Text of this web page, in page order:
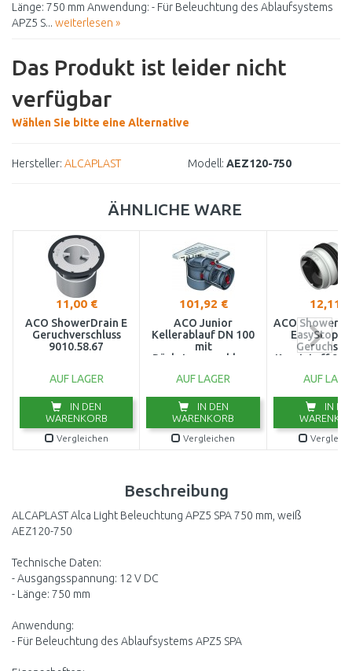
Länge: 750 mm Anwendung: - Für Beleuchtung des Ablaufsystems
APZ5 S... weiterlesen »
Das Produkt ist leider nicht
verfügbar
Wählen Sie bitte eine Alternative
Hersteller: ALCAPLAST Modell: AEZ120-750
ÄHNLICHE WARE
11,00 €
ACO ShowerDrain E
Geruchverschluss
9010.58.67
AUF LAGER
IN DEN
WARENKORB
Vergleichen
101,92 €
ACO Junior
Kellerablauf DN 100
mit
Rückstauverschluss,
Kunststoff
AUF LAGER
IN DEN
WARENKORB
Vergleichen
12,11 €
ACO
EasyStop
Kunststoff
AUF
IN
Beschreibung
ALCAPLAST Alca Light Beleuchtung APZ5 SPA 750 mm, weiß
AEZ120-750
Technische Daten:
- Ausgangsspannung: 12 V DC
- Länge: 750 mm
Anwendung:
- Für Beleuchtung des Ablaufsystems APZ5 SPA